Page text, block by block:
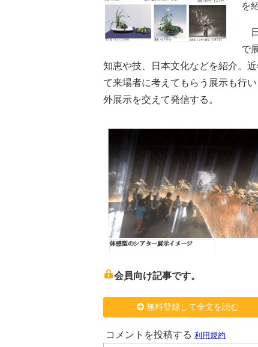
を
日
で
知恵や技、日本文化などを紹介。
て来場者に考えてもらう展示も行
外展示を交えて発信する。
会員向け記事です。
無料登録して全文を読む